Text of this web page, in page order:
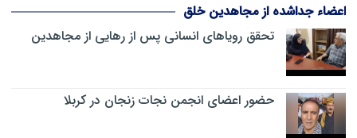
اعضاء جداشده از مجاهدین خلق
تحقق رویاهای انسانی پس از رهایی از مجاهدین
حضور اعضای انجمن نجات زنجان در کربلا